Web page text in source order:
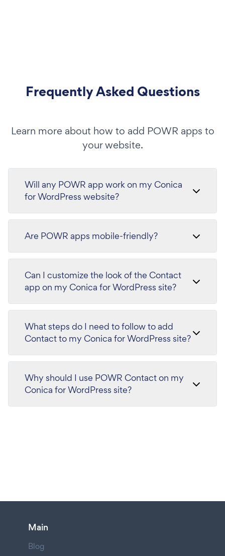
Frequently Asked Questions
Learn more about how to add POWR apps to
your website.
Will any POWR app work on my Conica
for WordPress website?
Are POWR apps mobile-friendly?
Can I customize the look of the Contact
app on my Conica for WordPress site?
What steps do I need to follow to add
Contact to my Conica for WordPress site?
Why should I use POWR Contact on my
Conica for WordPress site?
Main
Blog